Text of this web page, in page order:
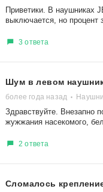
Приветики. В наушниках
выключается, но процент
3 ответа
Шум в левом
более года назад
Здравствуйте. Внезапно
жужжания насекомого,
2 ответа
Сломалось